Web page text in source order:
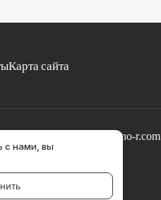
Карта сайта
sales@hono-r.com
с нами, вы